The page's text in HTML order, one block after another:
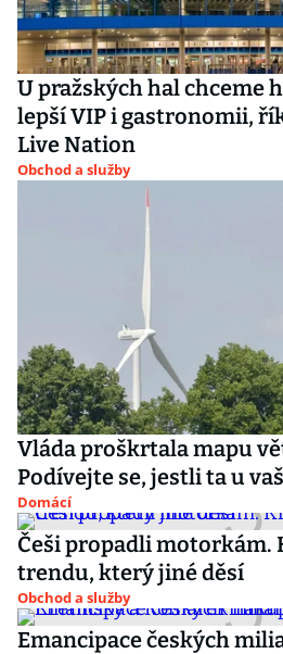
U pražských hal chceme
lepší VIP i gastronomii,
Live Nation
Obchod a služby
Vláda proškrtala mapu
Podívejte se, jestli ta u
Domácí
Češi propadli motorkám.
trendu, který jiné děsí
Obchod a služby
Emancipace českých